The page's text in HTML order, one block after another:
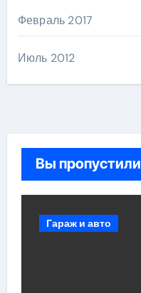
Февраль 2017
Июль 2012
Вы пропустили
Гараж и авто